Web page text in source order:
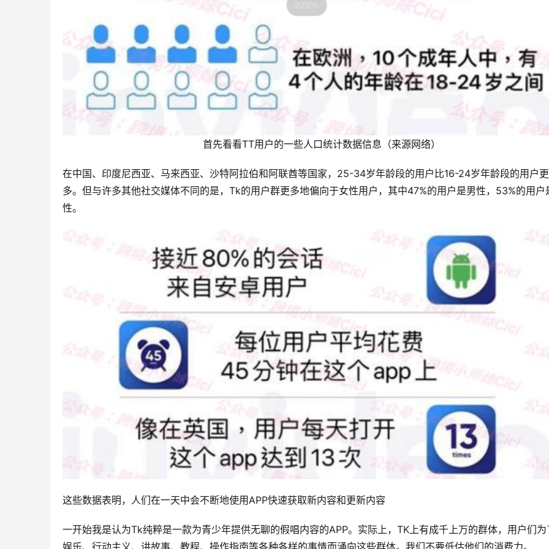
首先看看TT用户的一些人口统计数据信息（来源网络）
在中国、印度尼西亚、马来西亚、沙特阿拉伯和阿联酋等国家，25-34岁年龄段的用户比16-24岁年龄段的用户更
多。但与许多其他社交媒体不同的是，Tk的用户群更多地偏向于女性用户，其中47%的用户是男性，53%的用户
性。
这些数据表明，人们在一天中会不断地使用APP快速获取新内容和更新内容
一开始我是认为Tk纯粹是一款为青少年提供无聊的假唱内容的APP。实际上，TK上有成千上万的群体，用户们为